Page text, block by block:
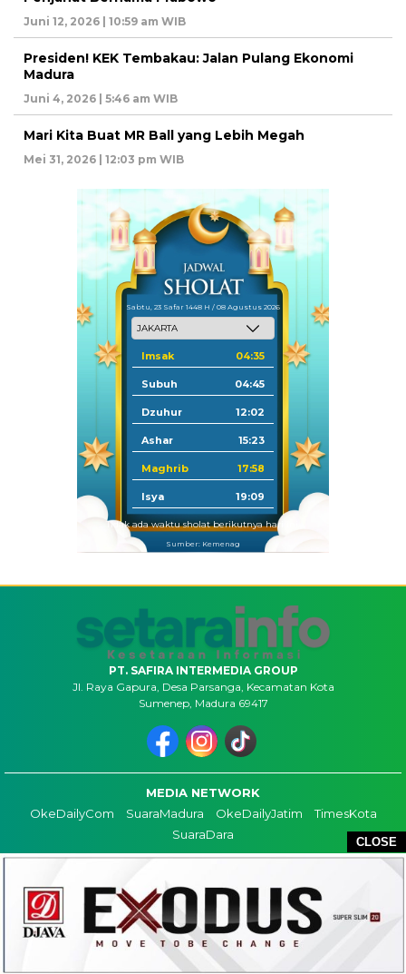
CLOSE
Juni 12, 2026 | 10:59 am WIB
Presiden! KEK Tembakau: Jalan Pulang Ekonomi
Madura
Juni 4, 2026 | 5:46 am WIB
Mari Kita Buat MR Ball yang Lebih Megah
Mei 31, 2026 | 12:03 pm WIB
Sabtu, 23 Safar 1448 H / 08 Agustus 2026
Imsak 04:35
Subuh 04:45
Dzuhur 12:02
Ashar 15:23
Maghrib 17:58
Isya 19:09
Tidak ada waktu sholat berikutnya hari ini.
Sumber: Kemenag
PT. SAFIRA INTERMEDIA GROUP
Jl. Raya Gapura, Desa Parsanga, Kecamatan Kota
Sumenep, Madura 69417
MEDIA NETWORK
OkeDailyCom
SuaraMadura OkeDailyJatim
TimesKota
SuaraDara
COPYRIGHT ©2026 SETARAINFO - ALL RIGHTS RESERVED